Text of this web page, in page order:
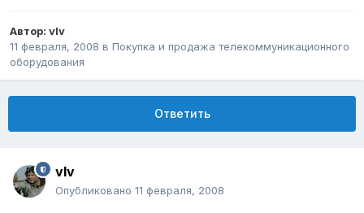
Автор: vIv
11 февраля, 2008 в Покупка и продажа телекоммуникационного
оборудования
Ответить
vIv
Опубликовано 11 февраля, 2008